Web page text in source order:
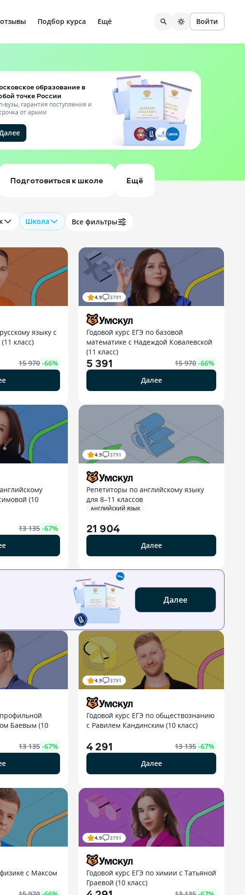
Подбор курса Ещё Войти
образование в
точке России
вузы, гарантия поступления и
от армии
Подготовиться к школе Ещё
Школа Все фильтры
языку с
класс)
15 970 -66%
4.9 3791
Годовой курс ЕГЭ по базовой
математике с Надеждой Ковалевской
(11 класс)
5 391 15 970 -66%
Далее
(10
13 135 -67%
4.9 3791
Репетиторы по английскому языку
для 8–11 классов
АНГЛИЙСКИЙ ЯЗЫК
21 904
Далее
Далее
Баевым (10
13 135 -67%
4.9 3791
Годовой курс ЕГЭ по обществознанию
с Равилем Кандинским (10 класс)
4 291 13 135 -67%
Далее
с Максом
4.9 3791
Годовой курс ЕГЭ по химии с Татьяной
Граевой (10 класс)